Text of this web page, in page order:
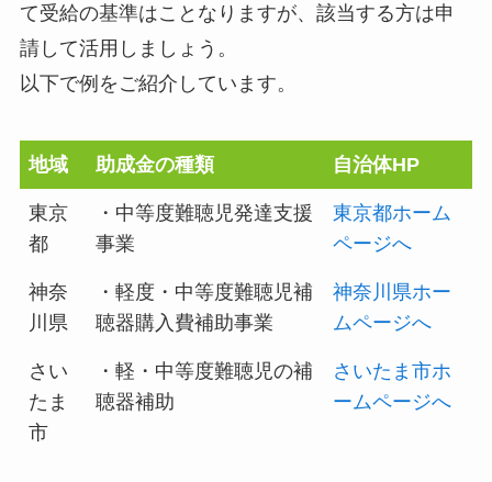
て受給の基準はことなりますが、該当する方は申
請して活用しましょう。
以下で例をご紹介しています。
地域 助成金の種類 自治体HP
東京
都
・中等度難聴児発達支援
事業
東京都ホーム
ページへ
神奈
川県
・軽度・中等度難聴児補
聴器購入費補助事業
神奈川県ホー
ムページへ
さい
たま
市
・軽・中等度難聴児の補
聴器補助
さいたま市ホ
ームページへ